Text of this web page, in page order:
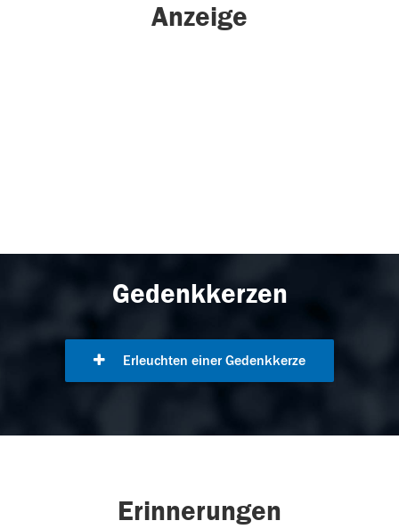
Anzeige
Gedenkkerzen
Erleuchten einer Gedenkkerze
Erinnerungen